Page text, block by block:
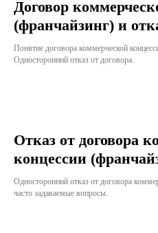
Договор
(франчайзинг) и
Понятие договора коммерческой
Односторонний отказ от договора.
Отказ от договора
концессии
Односторонний отказ от договора
часто задаваемые вопросы.